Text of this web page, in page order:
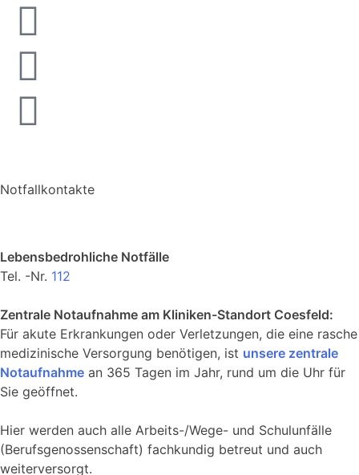
Notfallkontakte
Lebensbedrohliche Notfälle
Tel. -Nr. 112
Zentrale Notaufnahme am Kliniken-Standort Coesfeld:
Für akute Erkrankungen oder Verletzungen, die eine rasche
medizinische Versorgung benötigen, ist unsere zentrale
Notaufnahme an 365 Tagen im Jahr, rund um die Uhr für
Sie geöffnet.
Hier werden auch alle Arbeits-/Wege- und Schulunfälle
(Berufsgenossenschaft) fachkundig betreut und auch
weiterversorgt.